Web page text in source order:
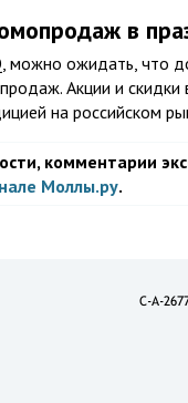
в
можно ожидать, что
Акции и
на российском
комментарии
Моллы.ру.
C-A-